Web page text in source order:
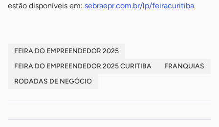
estão disponíveis em: sebraepr.com.br/lp/feiracuritiba.
FEIRA DO EMPREENDEDOR 2025
FEIRA DO EMPREENDEDOR 2025 CURITIBA
FRANQUIAS
RODADAS DE NEGÓCIO